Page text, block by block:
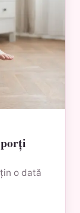
porți
o dată